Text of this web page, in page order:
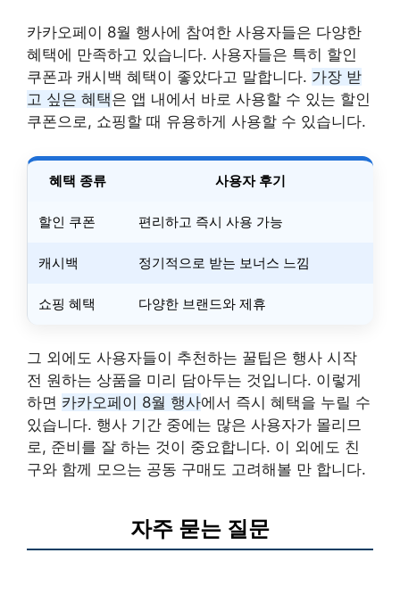
카카오페이 8월 행사에 참여한 사용자들은 다양한
혜택에 만족하고 있습니다. 사용자들은 특히 할인
쿠폰과 캐시백 혜택이 좋았다고 말합니다. 가장 받
고 싶은 혜택은 앱 내에서 바로 사용할 수 있는 할인
쿠폰으로, 쇼핑할 때 유용하게 사용할 수 있습니다.
혜택 종류 사용자 후기
할인 쿠폰 편리하고 즉시 사용 가능
캐시백 정기적으로 받는 보너스 느낌
쇼핑 혜택 다양한 브랜드와 제휴
그 외에도 사용자들이 추천하는 꿀팁은 행사 시작
전 원하는 상품을 미리 담아두는 것입니다. 이렇게
하면 카카오페이 8월 행사에서 즉시 혜택을 누릴 수
있습니다. 행사 기간 중에는 많은 사용자가 몰리므
로, 준비를 잘 하는 것이 중요합니다. 이 외에도 친
구와 함께 모으는 공동 구매도 고려해볼 만 합니다.
자주 묻는 질문